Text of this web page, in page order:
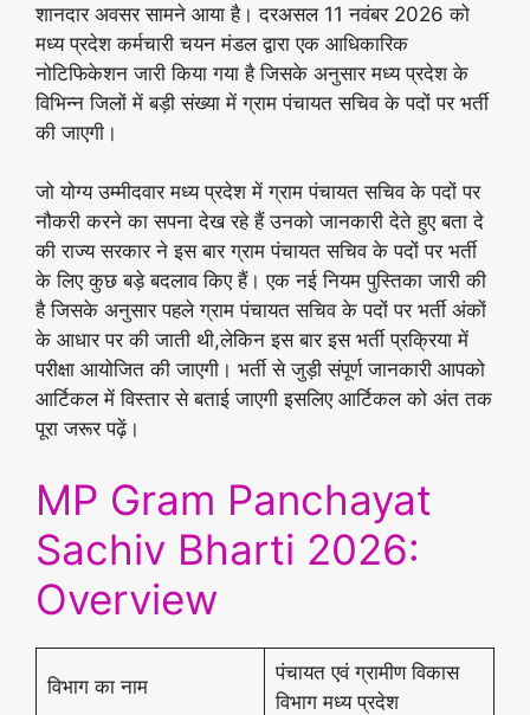
शानदार अवसर सामने आया है। दरअसल 11 नवंबर 2026 को
मध्य प्रदेश कर्मचारी चयन मंडल द्वारा एक आधिकारिक
नोटिफिकेशन जारी किया गया है जिसके अनुसार मध्य प्रदेश के
विभिन्न जिलों में बड़ी संख्या में ग्राम पंचायत सचिव के पदों पर भर्ती
की जाएगी।
जो योग्य उम्मीदवार मध्य प्रदेश में ग्राम पंचायत सचिव के पदों पर
नौकरी करने का सपना देख रहे हैं उनको जानकारी देते हुए बता दे
की राज्य सरकार ने इस बार ग्राम पंचायत सचिव के पदों पर भर्ती
के लिए कुछ बड़े बदलाव किए हैं। एक नई नियम पुस्तिका जारी की
है जिसके अनुसार पहले ग्राम पंचायत सचिव के पदों पर भर्ती अंकों
के आधार पर की जाती थी,लेकिन इस बार इस भर्ती प्रक्रिया में
परीक्षा आयोजित की जाएगी। भर्ती से जुड़ी संपूर्ण जानकारी आपको
आर्टिकल में विस्तार से बताई जाएगी इसलिए आर्टिकल को अंत तक
पूरा जरूर पढ़ें।
MP Gram Panchayat
Sachiv Bharti 2026:
Overview
विभाग का नाम
पंचायत एवं ग्रामीण विकास
विभाग मध्य प्रदेश